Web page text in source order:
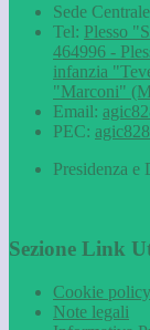
Sede
Tel: Plesso
464996 -
infanzia
"Marconi"
Email:
PEC:
Presidenza
Sezione Link
Cookie policy
Note legali